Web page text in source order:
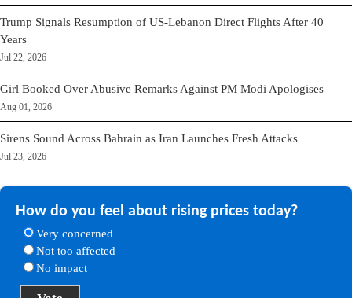
Trump Signals Resumption of US-Lebanon Direct Flights After 40
Years
Jul 22, 2026
Girl Booked Over Abusive Remarks Against PM Modi Apologises
Aug 01, 2026
Sirens Sound Across Bahrain as Iran Launches Fresh Attacks
Jul 23, 2026
How do you feel about rising prices today?
Very concerned
Not too affected
No impact